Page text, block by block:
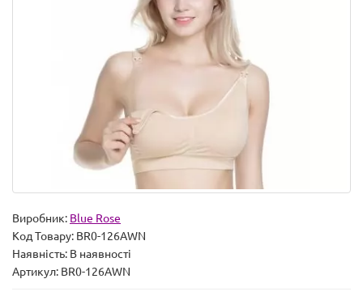
Виробник: Blue Rose
Код Товару: BR0-126AWN
Наявність: В наявності
Артикул: BR0-126AWN